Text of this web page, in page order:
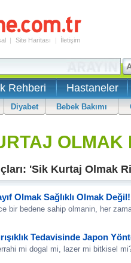
| Site Haritası | İletişim
Rehberi Hastaneler
Diyabet Bebek Bakımı
OLMAK
'Sik Kurtaj Olmak
Olmak Sağlıklı Olmak Değil!
bir bedene sahip olmanin, her
Tedavisinde Japon
mi dogal mi, lazer mi bitkisel